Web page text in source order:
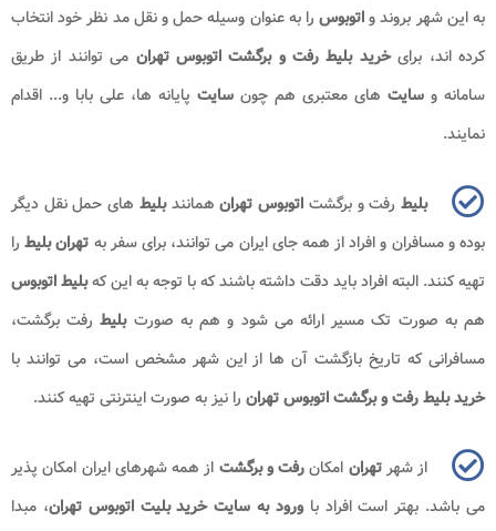
به این شهر بروند واتوبوس را به عنوان وسیله حمل و نقل مد نظر خود انتخاب
کرده اند، برایخرید بلیط رفت و برگشت اتوبوس تهران می توانند از طریق
سامانه و سایت های معتبری هم چون سایت پایانه ها، علی بابا و... اقدام
نمایند.
بلیط رفت و برگشت اتوبوس تهران همانندبلیط های حمل نقل دیگر
بوده و مسافران و افراد از همه جای ایران می توانند، برای سفر به تهران بلیط را
تهیه کنند. البته افراد باید دقت داشته باشند که با توجه به این کهبلیط اتوبوس
هم به صورت تک مسیر ارائه می شود و هم به صورتبلیط رفت برگشت،
مسافرانی که تاریخ بازگشت آن ها از این شهر مشخص است، می توانند با
خرید بلیط رفت و برگشت اتوبوس تهران را نیز به صورت اینترنتی تهیه کنند.
از شهرتهران امکانرفت و برگشت از همه شهرهای ایران امکان پذیر
می باشد. بهتر است افراد باورود به سایت خرید بلیت اتوبوس تهران، مبدا